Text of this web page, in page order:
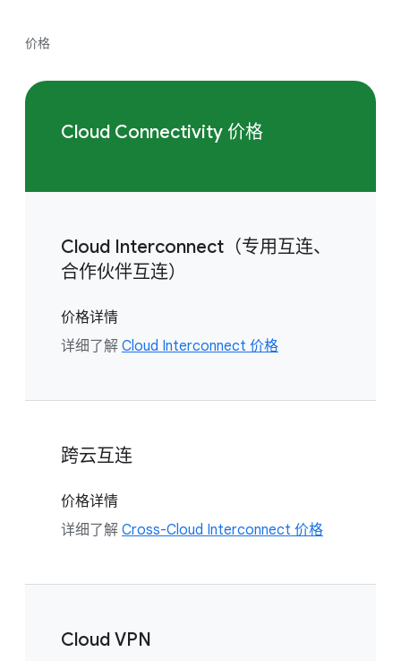
价格
Cloud Connectivity 价格
Cloud Interconnect（专用互连、
合作伙伴互连）
价格详情
详细了解 Cloud Interconnect 价格
跨云互连
价格详情
详细了解 Cross-Cloud Interconnect 价格
Cloud VPN